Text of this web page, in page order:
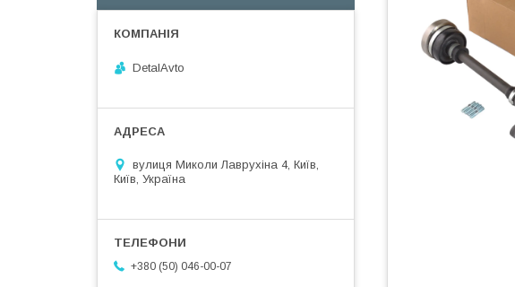
DetalAvto
вулиця Миколи Лаврухіна 4, Київ,
Київ, Україна
+380 (50) 046-00-07